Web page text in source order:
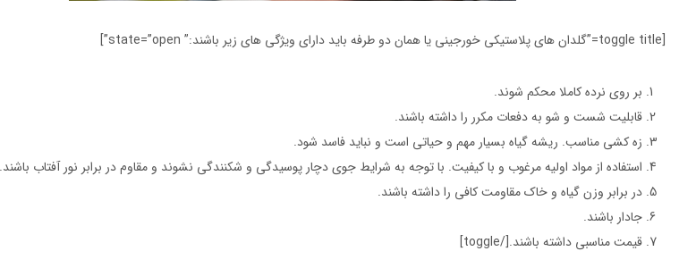
[toggle title=”گلدان های پلاستیکی خورجینی یا همان دو طرفه باید دارای ویژگی های زیر باشند:” state=”open”]
بر روی نرده کاملا محکم شوند.
قابلیت شست و شو به دفعات مکرر را داشته باشند.
زه کشی مناسب. ریشه گیاه بسیار مهم و حیاتی است و نباید فاسد شود.
استفاده از مواد اولیه مرغوب و با کیفیت. با توجه به شرایط جوی دچار پوسیدگی و شکنندگی نشوند و مقاوم در برابر نور آفتاب باشند.
در برابر وزن گیاه و خاک مقاومت کافی را داشته باشند.
جادار باشند.
قیمت مناسبی داشته باشند.[/toggle]